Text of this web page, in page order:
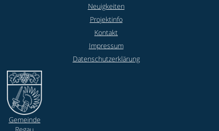
Neuigkeiten
Projektinfo
Kontakt
Impressum
Datenschutzerklärung
Gemeinde